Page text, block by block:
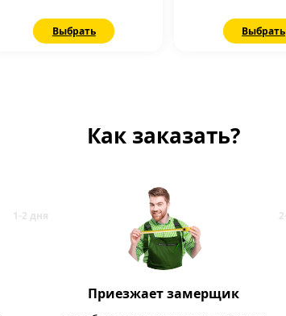
Выбрать Выбрать
Как заказать?
Приезжает замерщик